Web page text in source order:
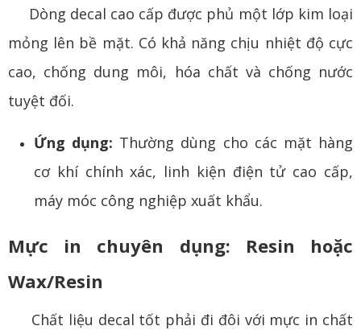
Dòng decal cao cấp được phủ một lớp kim loại
mỏng lên bề mặt. Có khả năng chịu nhiệt độ cực
cao, chống dung môi, hóa chất và chống nước
tuyệt đối.
Ứng dụng: Thường dùng cho các mặt hàng
cơ khí chính xác, linh kiện điện tử cao cấp,
máy móc công nghiệp xuất khẩu.
Mực in chuyên dụng: Resin hoặc
Wax/Resin
Chất liệu decal tốt phải đi đôi với mực in chất